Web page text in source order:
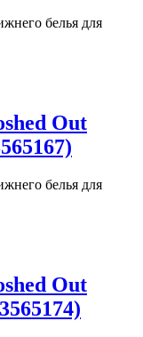
белья для
Out
белья для
Out